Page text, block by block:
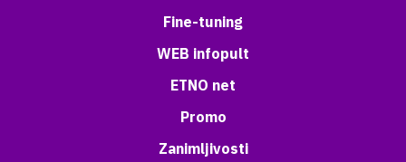
Fine-tuning
WEB infopult
ETNO net
Promo
Zanimljivosti